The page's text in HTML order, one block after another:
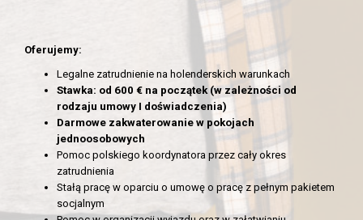
Oferujemy:
Legalne zatrudnienie na holenderskich warunkach
Stawka: od 600 € na początek (w zależności od
rodzaju umowy I doświadczenia)
Darmowe zakwaterowanie w pokojach
jednoosobowych
Pomoc polskiego koordynatora przez cały okres
zatrudnienia
Stałą pracę w oparciu o umowę o pracę z pełnym pakietem
socjalnym